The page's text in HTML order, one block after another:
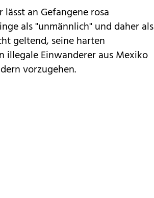
an Gefangene rosa
als "unmännlich" und daher als
geltend, seine harten
illegale Einwanderer aus Mexiko
vorzugehen.